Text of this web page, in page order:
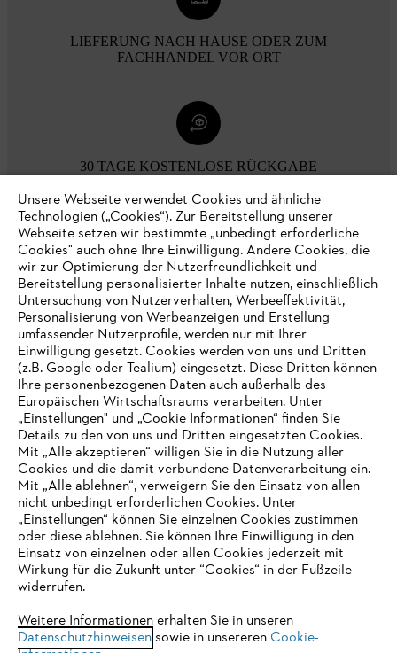
LIEFERUNG NACH HAUSE ODER ZUM
FACHHANDEL VOR ORT
30 TAGE KOSTENLOSE RÜCKGABE
Zahlungsmöglichkeiten
Unternehmen
Online Shop
Service
IHR BROWSER WIRD NICHT
UNTERSTÜTZT
eine optimale Nutzung unserer Seite empfehlen wir Ihnen, zu
einem der folgenden Browser zu wechseln:
Unsere Webseite verwendet Cookies und ähnliche
Technologien („Cookies“). Zur Bereitstellung unserer
Webseite setzen wir bestimmte „unbedingt erforderliche
Cookies" auch ohne Ihre Einwilligung. Andere Cookies, die
wir zur Optimierung der Nutzerfreundlichkeit und
Bereitstellung personalisierter Inhalte nutzen, einschließlich
Untersuchung von Nutzerverhalten, Werbeeffektivität,
Personalisierung von Werbeanzeigen und Erstellung
umfassender Nutzerprofile, werden nur mit Ihrer
Einwilligung gesetzt. Cookies werden von uns und Dritten
(z.B. Google oder Tealium) eingesetzt. Diese Dritten können
Ihre personenbezogenen Daten auch außerhalb des
Europäischen Wirtschaftsraums verarbeiten. Unter
„Einstellungen" und „Cookie Informationen“ finden Sie
Details zu den von uns und Dritten eingesetzten Cookies.
Mit „Alle akzeptieren“ willigen Sie in die Nutzung aller
Cookies und die damit verbundene Datenverarbeitung ein.
Mit „Alle ablehnen“, verweigern Sie den Einsatz von allen
nicht unbedingt erforderlichen Cookies. Unter
„Einstellungen“ können Sie einzelnen Cookies zustimmen
oder diese ablehnen. Sie können Ihre Einwilligung in den
Einsatz von einzelnen oder allen Cookies jederzeit mit
Wirkung für die Zukunft unter “Cookies“ in der Fußzeile
widerrufen.
Weitere Informationen erhalten Sie in unseren
Datenschutzhinweisensowie in unsereren Cookie-